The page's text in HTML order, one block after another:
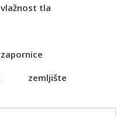
vlažnost tla
zapornice
zemljište